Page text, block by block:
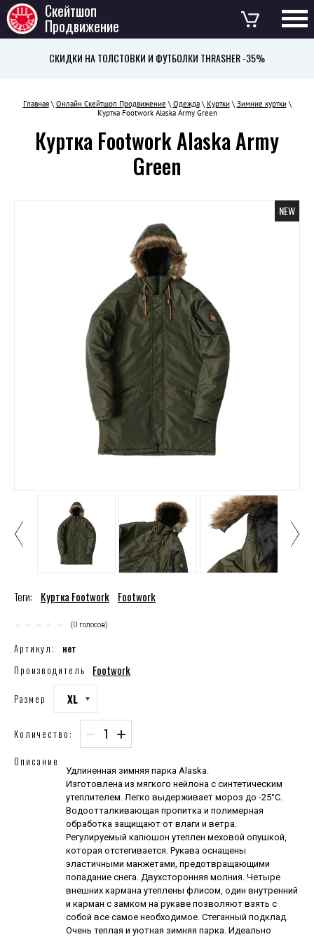
Скейтшоп
Продвижение
СКИДКИ НА ТОЛСТОВКИ И ФУТБОЛКИ THRASHER -35%
Главная\ Онлайн Скейтшоп Продвижение \ Одежда\ Куртки\ Зимние куртки\
Куртка Footwork Alaska Army Green
Куртка Footwork Alaska Army
Green
NEW
Теги: Куртка Footwork Footwork
(0 голосов)
Артикул:
нет
Производитель
Footwork
Размер XL
Количество: − +
Описание
Удлиненная зимняя парка Alaska.
Изготовлена из мягкого нейлона с синтетическим
утеплителем. Легко выдерживает мороз до -25°C.
Водоотталкивающая пропитка и полимерная
обработка защищают от влаги и ветра.
Регулируемый капюшон утеплен меховой опушкой,
которая отстегивается. Рукава оснащены
эластичными манжетами, предотвращающими
попадание снега. Двухсторонняя молния. Четыре
внешних кармана утеплены флисом, один внутренний
и карман с замком на рукаве позволяют взять с
собой все самое необходимое. Стеганный подклад.
Очень теплая и уютная зимняя парка. Идеально